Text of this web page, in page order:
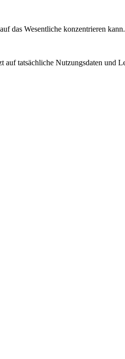
das Wesentliche konzentrieren kann.
tatsächliche Nutzungsdaten und